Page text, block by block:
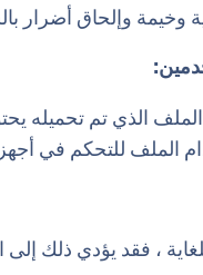
وإلحاق أضرار
الملف الذي تم تحميله
الملف للتحكم في
، فقد يؤدي ذلك